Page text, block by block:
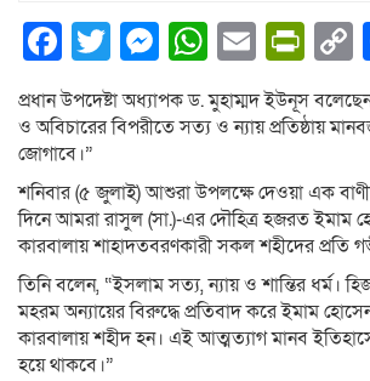
Facebook
Twitter
Messenger
Email
প্রধান উপদেষ্টা অধ্যাপক ড. মুহাম্মদ ইউনূস
ও অবিচারের বিপরীতে সত্য ও ন্যায় প্রতিষ্ঠায়
জোগাবে।”
শনিবার (৫ জুলাই) আশুরা উপলক্ষে দেওয়া এক
দিনে আমরা রাসুল (সা.)-এর দৌহিত্র হজরত ইমাম
কারবালায় শাহাদতবরণকারী সকল শহীদের প্রতি
তিনি বলেন, “ইসলাম সত্য, ন্যায় ও শান্তির ধর্ম।
মহরম অন্যায়ের বিরুদ্ধে প্রতিবাদ করে ইমাম
কারবালায় শহীদ হন। এই আত্মত্যাগ মানব
হয়ে থাকবে।”